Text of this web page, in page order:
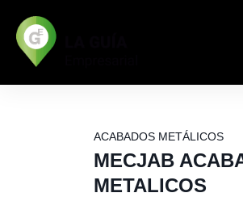
ACABADOS METÁLICOS
MECJAB
METALICOS